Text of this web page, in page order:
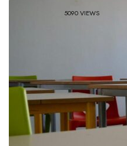
5090 VIEWS